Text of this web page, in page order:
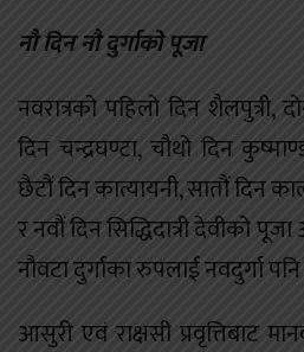
नौ दिन नौ दुर्गाको पूजा
नवरात्रको पहिलो दिन शैलपुत्री,
दिन चन्द्रघण्टा, चौथो दिन
छैटौं दिन कात्यायनी, सातौं दिन
र नवौं दिन सिद्धिदात्री देवीको
नौवटा दुर्गाका रुपलाई नवदुर्गा
आसुरी एवं राक्षसी प्रवृत्तिबाट